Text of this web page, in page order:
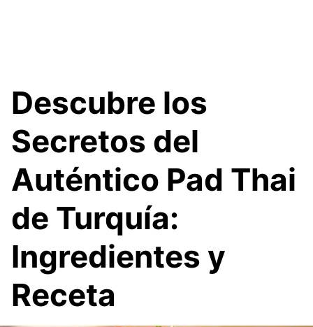
Descubre los
Secretos del
Auténtico Pad Thai
de Turquía:
Ingredientes y
Receta